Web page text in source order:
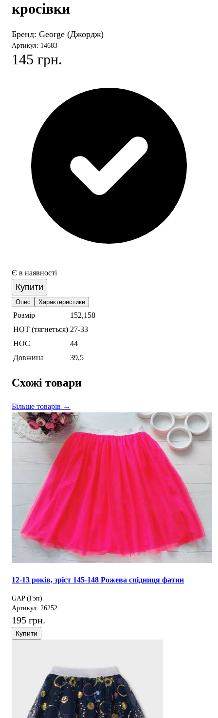
кросівки
Бренд: George (Джордж)
Артикул: 14683
145 грн.
Є в наявності
Купити
Опис Характеристики
Розмір
152,158
НОТ (тягнеться) 27-33
НОС
44
Довжина
39,5
Схожі товари
Більше товарів →
12-13 років, зріст 145-148 Рожева спідниця фатин
GAP (Гэп)
Артикул: 26252
195 грн.
Купити